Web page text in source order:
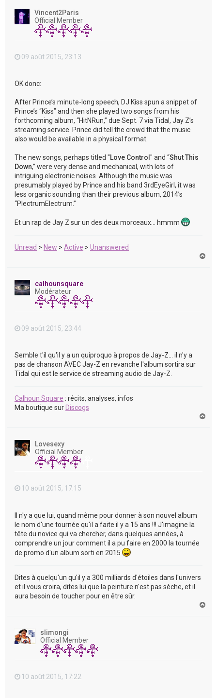
Vincent2Paris
Official Member
09 août 2015, 23:13
OK donc:
After Prince’s minute-long speech, DJ Kiss spun a snippet of
Prince’s “Kiss” and then she played two songs from his
forthcoming album, “HitNRun,” due Sept. 7 via Tidal, Jay Z’s
streaming service. Prince did tell the crowd that the music
also would be available in a physical format.
The new songs, perhaps titled "Love Control " and “Shut This
Down,” were very dense and mechanical, with lots of
intriguing electronic noises. Although the music was
presumably played by Prince and his band 3rdEyeGirl, it was
less organic sounding than their previous album, 2014’s
“PlectrumElectrum.”
Et un rap de Jay Z sur un des deux morceaux... hmmm
Unread > New > Active > Unanswered
calhounsquare
Modérateur
09 août 2015, 23:44
Semble t'il qu'il y a un quiproquo à propos de Jay-Z... il n'y a
pas de chanson AVEC Jay-Z en revanche l'album sortira sur
Tidal qui est le service de streaming audio de Jay-Z.
Calhoun Square : récits, analyses, infos
Ma boutique sur Discogs
Lovesexy
Official Member
10 août 2015, 17:15
Il n'y a que lui, quand même pour donner à son nouvel album
le nom d'une tournée qu'il a faite il y a 15 ans !!! J'imagine la
tête du novice qui va chercher, dans quelques années, à
comprendre un jour comment il a pu faire en 2000 la tournée
de promo d'un album sorti en 2015
Dites à quelqu'un qu'il y a 300 milliards d'étoiles dans l'univers
et il vous croira, dites lui que la peinture n'est pas sèche, et il
aura besoin de toucher pour en être sûr.
slimongi
Official Member
10 août 2015, 17:22